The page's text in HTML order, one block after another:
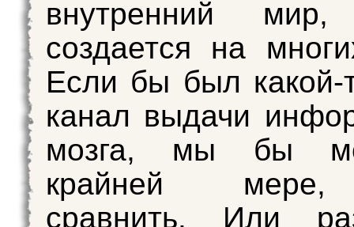
внутренний мир,
создается на
Если бы был какой-
канал выдачи
мозга, мы бы
крайней
сравнить. Или